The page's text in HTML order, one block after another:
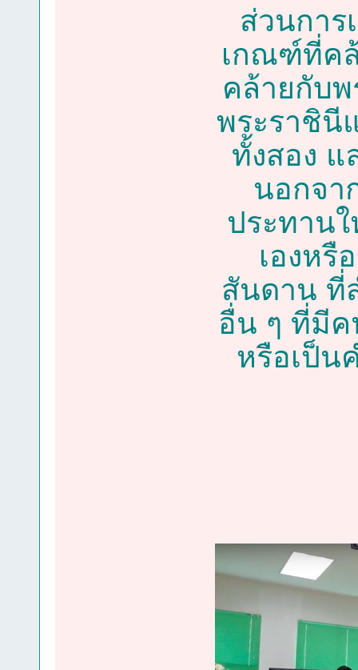
ส่วนกา
เกณฑ์ที่ค
คล้ายกับ
พระราชินี
ทั้งสอง
นอกจา
ประทาน
เองหรื
สันดาน ที่
อื่น ๆ ที่มีค
หรือเป็น